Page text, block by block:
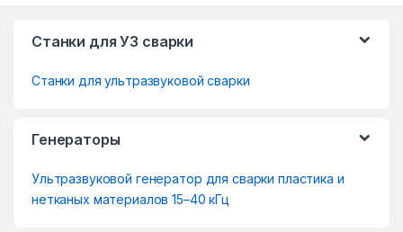
Станки для УЗ сварки
Станки для ультразвуковой сварки
Генераторы
Ультразвуковой генератор для сварки пластика и
нетканых материалов 15–40 кГц